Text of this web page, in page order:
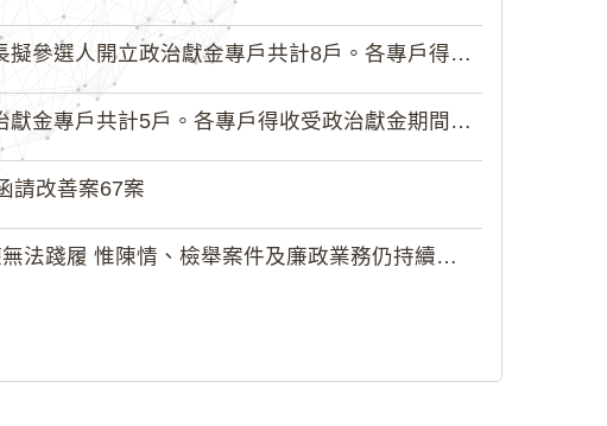
選人開立政治獻金專戶共計8戶。各專戶得收受...
專戶共計5戶。各專戶得收受政治獻金期間為自...
請改善案67案
踐履 惟陳情、檢舉案件及廉政業務仍持續受理